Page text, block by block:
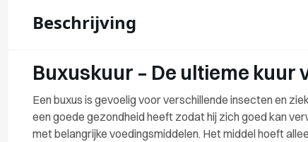
Beschrijving
Buxuskuur – De ultieme kuur
Een buxus is gevoelig voor verschillende insecten en
een goede gezondheid heeft zodat hij zich goed kan
met belangrijke voedingsmiddelen. Het middel hoeft